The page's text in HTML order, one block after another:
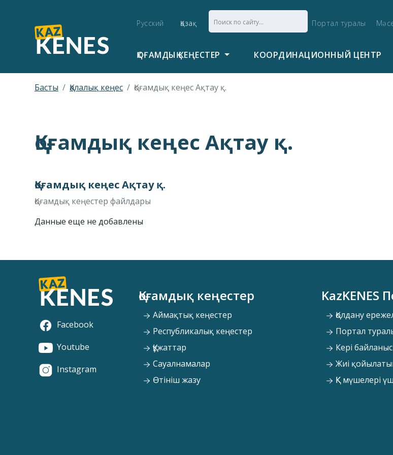
Русский Қазақ Портал туралы
ҚОҒАМДЫҚ КЕҢЕСТЕР КООРДИНАЦИОННЫЙ ЦЕНТР
Басты Қалалық кеңес Қоғамдық кеңес Ақтау қ.
Қоғамдық кеңес Ақтау қ.
Қоғамдық кеңес Ақтау қ.
Қоғамдық кеңестер файлдары
Данные еще не добавлены
Facebook
Youtube
Instagram
Қоғамдық кеңестер
Аймақтық кеңестер
Республикалық кеңестер
Құжаттар
Сауалнамалар
Өтініш жазу
KazKENES
Қолдану
Портал
Кері байланыс
Жиі
ҚК мүшелері